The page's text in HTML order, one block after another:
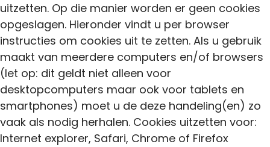
uitzetten. Op die manier worden er geen cookies
opgeslagen. Hieronder vindt u per browser
instructies om cookies uit te zetten. Als u gebruik
maakt van meerdere computers en/of browsers
(let op: dit geldt niet alleen voor
desktopcomputers maar ook voor tablets en
smartphones) moet u de deze handeling(en) zo
vaak als nodig herhalen. Cookies uitzetten voor:
Internet explorer, Safari, Chrome of Firefox